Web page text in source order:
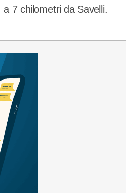
7 chilometri da Savelli.